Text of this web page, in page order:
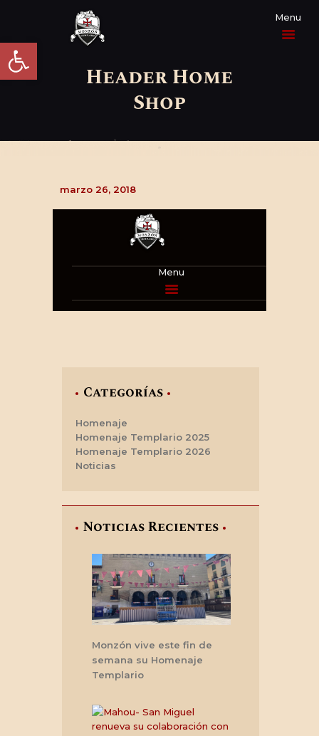
Abrir barra de herramientas
Header Home
Shop
PROGRAMA
LA HISTORIA
INFORMACIÓN
PRÁCTICA
marzo 26, 2018
Categorías
Homenaje
Homenaje Templario 2025
Homenaje Templario 2026
Noticias
Noticias Recientes
Monzón vive este fin de
semana su Homenaje
Templario